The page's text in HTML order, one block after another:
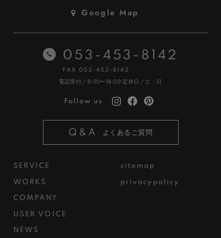
Google Map
SERVICE
WORKS
COMPANY
USER VOICE
NEWS
sitemap
privacypolicy
053-453-8142
FAX 053-453-8143
電話受付／9:00〜18:00 定休日／土・日
Follow us
Q&A よくあるご質問